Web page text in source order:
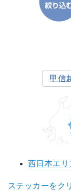
甲信
西日本エ
ステッカーをク